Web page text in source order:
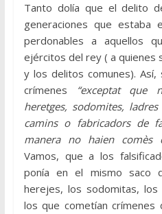
Tanto dolía que el delito
generaciones que
perdonables a aquellos
ejércitos del rey ( a quienes
y los delitos comunes).
crímenes
“exceptat que
heretges, sodomites,
camins o fabricadors de
manera no haien comès
Vamos, que a los
ponía en el mismo saco
herejes, los sodomitas,
los que cometían crímenes